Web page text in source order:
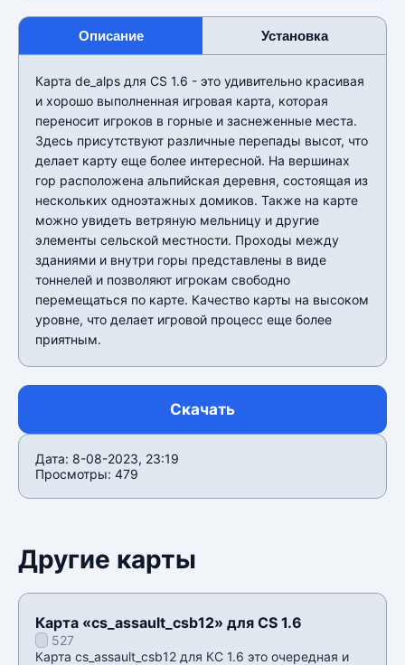
Описание Установка
Карта de_alps для CS 1.6 - это удивительно красивая
и хорошо выполненная игровая карта, которая
переносит игроков в горные и заснеженные места.
Здесь присутствуют различные перепады высот, что
делает карту еще более интересной. На вершинах
гор расположена альпийская деревня, состоящая из
нескольких одноэтажных домиков. Также на карте
можно увидеть ветряную мельницу и другие
элементы сельской местности. Проходы между
зданиями и внутри горы представлены в виде
тоннелей и позволяют игрокам свободно
перемещаться по карте. Качество карты на высоком
уровне, что делает игровой процесс еще более
приятным.
Скачать
Дата: 8-08-2023, 23:19
Просмотры: 479
Другие карты
Карта «cs_assault_csb12» для CS 1.6
527
Карта cs_assault_csb12 для КС 1.6 это очередная и